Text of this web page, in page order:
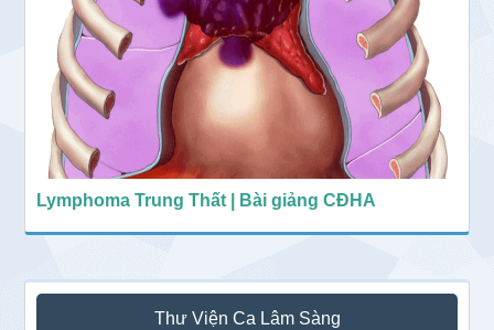
Lymphoma Trung Thất | Bài giảng CĐHA
Thư Viện Ca Lâm Sàng